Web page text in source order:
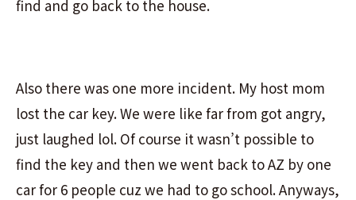
find and go back to the house.
Also there was one more incident. My host mom
lost the car key. We were like far from got angry,
just laughed lol. Of course it wasn’t possible to
find the key and then we went back to AZ by one
car for 6 people cuz we had to go school. Anyways,